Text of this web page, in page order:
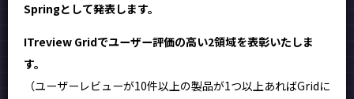
Springとして発表します。
ITreview Gridでユーザー評価の高い2領域を表彰いたしま
す。
（ユーザーレビューが10件以上の製品が1つ以上あればGridに